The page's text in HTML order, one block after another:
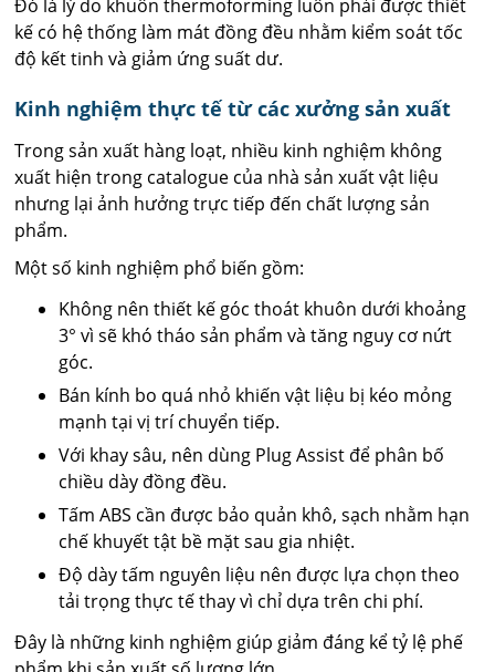
Đó là lý do khuôn thermoforming luôn phải được thiết
kế có hệ thống làm mát đồng đều nhằm kiểm soát tốc
độ kết tinh và giảm ứng suất dư.
Kinh nghiệm thực tế từ các xưởng sản xuất
Trong sản xuất hàng loạt, nhiều kinh nghiệm không
xuất hiện trong catalogue của nhà sản xuất vật liệu
nhưng lại ảnh hưởng trực tiếp đến chất lượng sản
phẩm.
Một số kinh nghiệm phổ biến gồm:
Không nên thiết kế góc thoát khuôn dưới khoảng
3° vì sẽ khó tháo sản phẩm và tăng nguy cơ nứt
góc.
Bán kính bo quá nhỏ khiến vật liệu bị kéo mỏng
mạnh tại vị trí chuyển tiếp.
Với khay sâu, nên dùng Plug Assist để phân bố
chiều dày đồng đều.
Tấm ABS cần được bảo quản khô, sạch nhằm hạn
chế khuyết tật bề mặt sau gia nhiệt.
Độ dày tấm nguyên liệu nên được lựa chọn theo
tải trọng thực tế thay vì chỉ dựa trên chi phí.
Đây là những kinh nghiệm giúp giảm đáng kể tỷ lệ phế